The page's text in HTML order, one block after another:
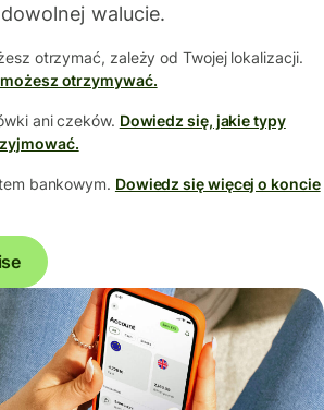
walucie.
otrzymać, zależy od Twojej lokalizacji.
otrzymywać.
ani czeków. Dowiedz się, jakie typy
bankowym. Dowiedz się więcej o koncie